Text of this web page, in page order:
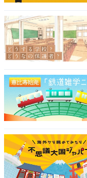
・
アンミカの「白って
できるのは何色まで
説】
・
医師の手術着の色は
ない理由は？【色
・
“ガラス瓶ポカリ”の
そもそも水はなぜ青